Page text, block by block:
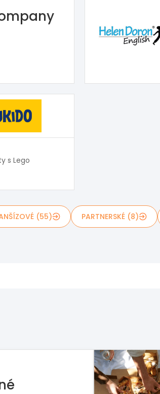
s Lego
(55) PARTNERSKÉ (8)
master-